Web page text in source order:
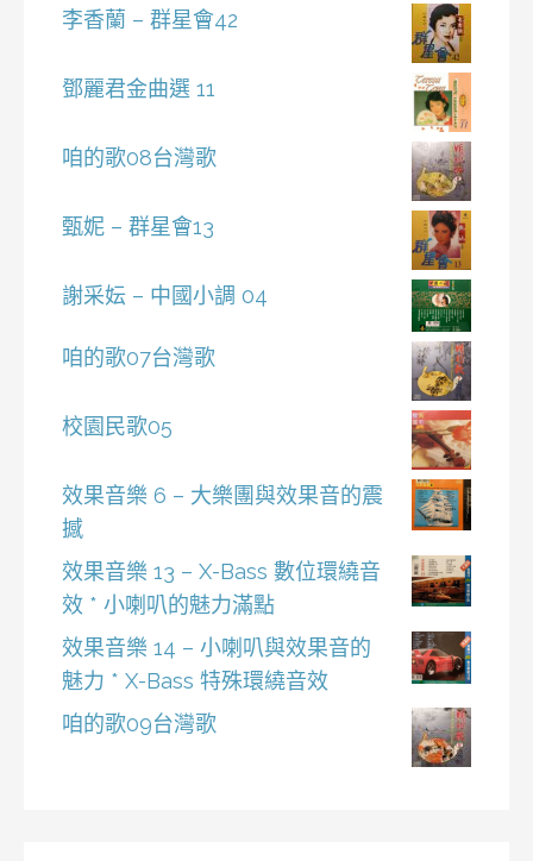
李香蘭 – 群星會42
鄧麗君金曲選 11
咱的歌08台灣歌
甄妮 – 群星會13
謝采妘 – 中國小調 04
咱的歌07台灣歌
校園民歌05
效果音樂 6 – 大樂團與效果音的震
撼
效果音樂 13 – X-Bass 數位環繞音
效 * 小喇叭的魅力滿點
效果音樂 14 – 小喇叭與效果音的
魅力 * X-Bass 特殊環繞音效
咱的歌09台灣歌